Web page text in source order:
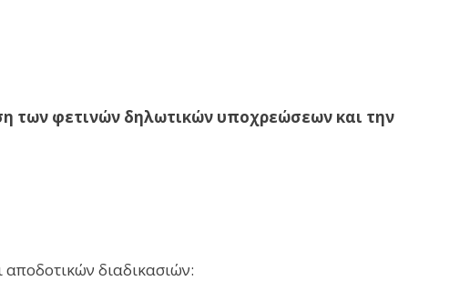
των φετινών δηλωτικών υποχρεώσεων και την
διαδικασιών: